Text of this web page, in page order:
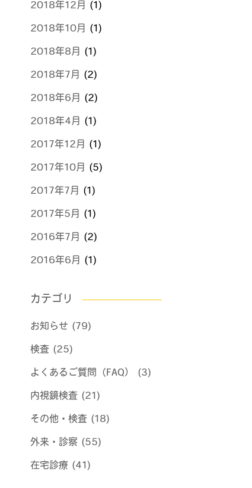
2018年12月 (1)
2018年10月 (1)
2018年8月 (1)
2018年7月 (2)
2018年6月 (2)
2018年4月 (1)
2017年12月 (1)
2017年10月 (5)
2017年7月 (1)
2017年5月 (1)
2016年7月 (2)
2016年6月 (1)
カテゴリ
お知らせ (79)
検査 (25)
よくあるご質問（FAQ） (3)
内視鏡検査 (21)
その他・検査 (18)
外来・診察 (55)
在宅診療 (41)